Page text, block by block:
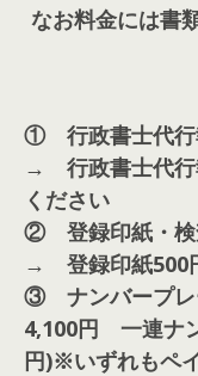
なお料金には書
① 行政書士代行
→ 行政書士代行
ください
② 登録印紙・検
→ 登録印紙500
③ ナンバープレ
4,100円 一連ナ
円)※いずれもペ